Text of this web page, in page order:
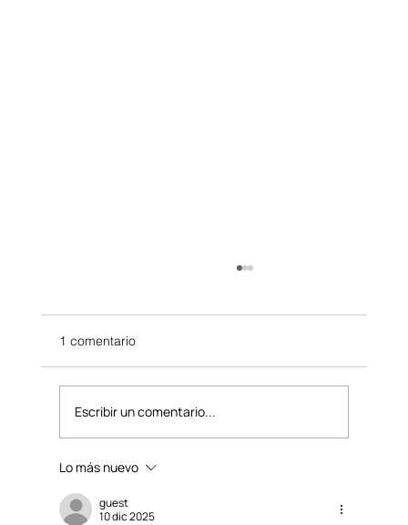
Cómo elegir tarrinas para una heladería:
formatos, tamaños y personalización
1 comentario
Escribir un comentario...
Lo más nuevo
guest
10 dic 2025